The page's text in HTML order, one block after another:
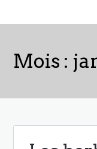
Mois :